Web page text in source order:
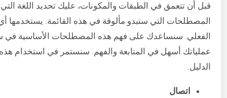
قبل أن تتعمق في الطبقات والمكونات، عليك تحديد اللغة
المصطلحات التي ستبدو مألوفة في هذه القائمة. يستخدمها
الفعلي. سنساعدك على فهم هذه المصطلحات الأساسية في
عملياتك أسهل في المتابعة والفهم. سنستمر في استخدام
الدليل.
اتصال